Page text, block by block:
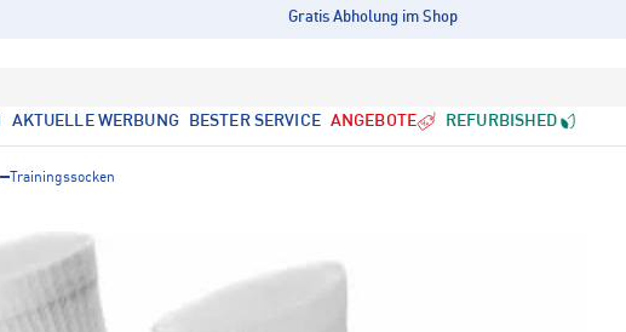
Gratis Abholung im Shop
AKTUELLE WERBUNG BESTER SERVICE ANGEBOTE REFURBISHED
Trainingssocken